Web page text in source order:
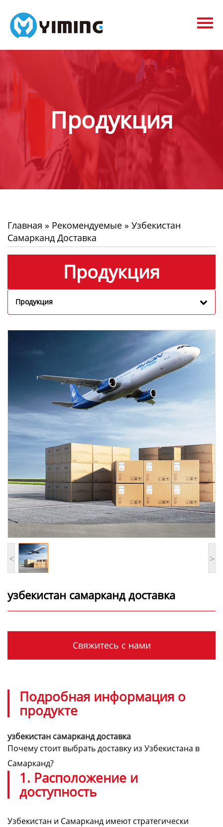
Tags
видео
О нас
Продукция
Главная » Рекомендуемые » Узбекистан
Самарканд Доставка
Продукция
Продукция
< >
узбекистан самарканд доставка
Свяжитесь с нами
Подробная информация о
продукте
узбекистан самарканд доставка
Почему стоит выбрать доставку из Узбекистана в
Самарканд?
1. Расположение и
доступность
Узбекистан и Самарканд имеют стратегически